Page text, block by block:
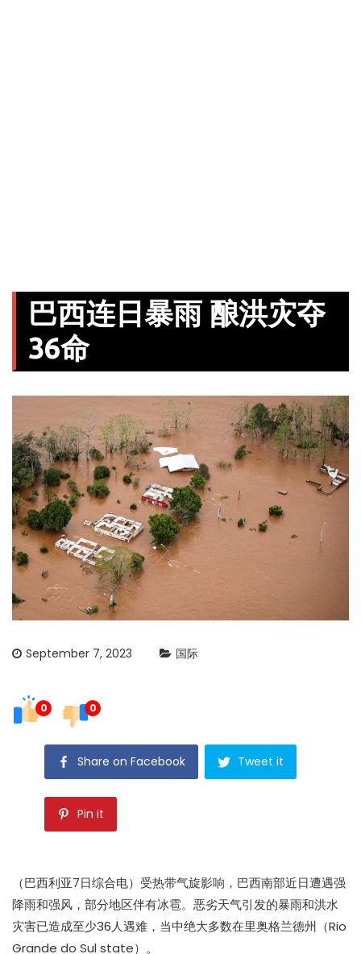
巴西连日暴雨 酿洪灾夺
36命
September 7, 2023 国际
0 0
Share on Facebook Tweet it
Pin it
（巴西利亚7日综合电）受热带气旋影响，巴西南部近日遭遇强
降雨和强风，部分地区伴有冰雹。恶劣天气引发的暴雨和洪水
灾害已造成至少36人遇难，当中绝大多数在里奥格兰德州（Rio
Grande do Sul state）。